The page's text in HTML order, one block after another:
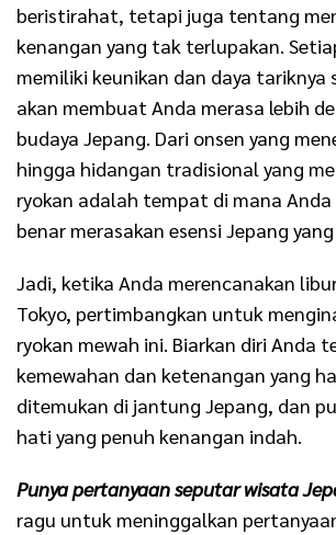
beristirahat, tetapi juga tentang
kenangan yang tak terlupakan.
memiliki keunikan dan daya tariknya
akan membuat Anda merasa lebih
budaya Jepang. Dari onsen yang
hingga hidangan tradisional yang
ryokan adalah tempat di mana Anda
benar merasakan esensi Jepang
Jadi, ketika Anda merencanakan
Tokyo, pertimbangkan untuk
ryokan mewah ini. Biarkan diri Anda
kemewahan dan ketenangan yang
ditemukan di jantung Jepang, dan
hati yang penuh kenangan indah.
Punya pertanyaan seputar wisata
ragu untuk meninggalkan